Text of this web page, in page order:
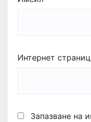
Интернет
Запазване на